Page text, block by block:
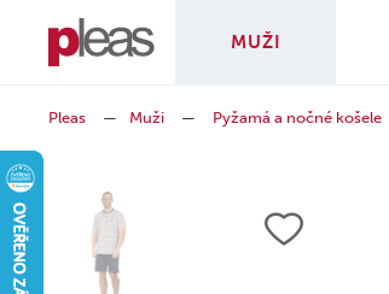
MUŽI
Pleas — Muži — Pyžamá a nočné košele